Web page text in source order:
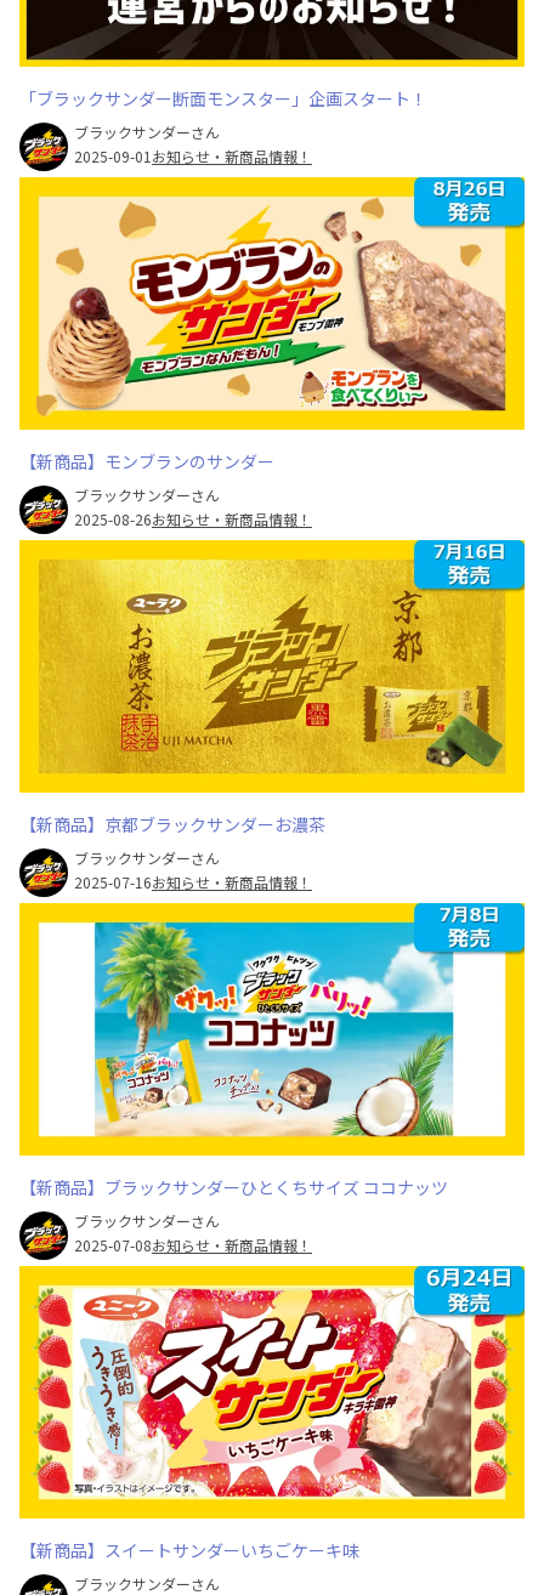
「ブラックサンダー断面モンスター」企画スタート！
ブラックサンダーさん
2025-09-01 お知らせ・新商品情報！
【新商品】モンブランのサンダー
ブラックサンダーさん
2025-08-26お知らせ・新商品情報！
【新商品】京都ブラックサンダーお濃茶
ブラックサンダーさん
2025-07-16お知らせ・新商品情報！
【新商品】ブラックサンダーひとくちサイズ ココナッツ
ブラックサンダーさん
2025-07-08お知らせ・新商品情報！
【新商品】スイートサンダーいちごケーキ味
ブラックサンダーさん